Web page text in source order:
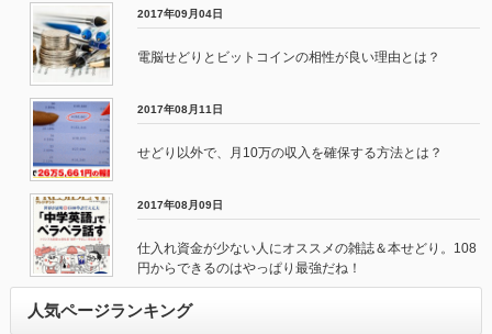
2017年09月04日
電脳せどりとビットコインの相性が良い理由とは？
2017年08月11日
せどり以外で、月10万の収入を確保する方法とは？
2017年08月09日
仕入れ資金が少ない人にオススメの雑誌＆本せどり。108
円からできるのはやっぱり最強だね！
人気ページランキング